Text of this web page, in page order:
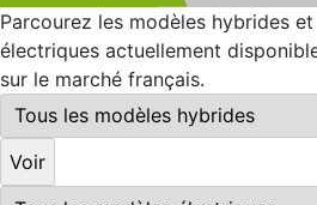
Parcourez les modèles hybrides et
électriques actuellement
sur le marché français.